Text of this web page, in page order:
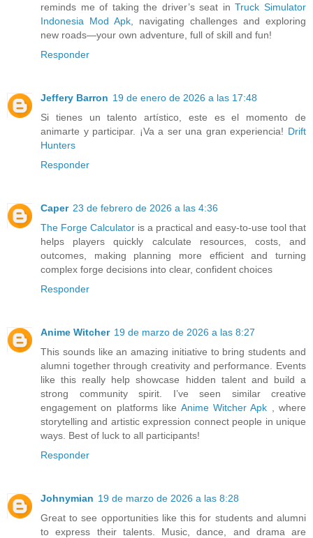
reminds me of taking the driver’s seat inTruck Simulator
Indonesia Mod Apk , navigating challenges and exploring
new roads—your own adventure, full of skill and fun!
Responder
Jeffery Barron 19 de enero de 2026 a las 17:48
Si tienes un talento artístico, este es el momento de
animarte y participar. ¡Va a ser una gran experiencia! Drift
Hunters
Responder
Caper 23 de febrero de 2026 a las 4:36
The Forge Calculator is a practical and easy-to-use tool that
helps players quickly calculate resources, costs, and
outcomes, making planning more efficient and turning
complex forge decisions into clear, confident choices
Responder
Anime Witcher 19 de marzo de 2026 a las 8:27
This sounds like an amazing initiative to bring students and
alumni together through creativity and performance. Events
like this really help showcase hidden talent and build a
strong community spirit. I’ve seen similar creative
engagement on platforms like Anime Witcher Apk
, where
storytelling and artistic expression connect people in unique
ways. Best of luck to all participants!
Responder
Johnymian 19 de marzo de 2026 a las 8:28
Great to see opportunities like this for students and alumni
to express their talents. Music, dance, and drama are